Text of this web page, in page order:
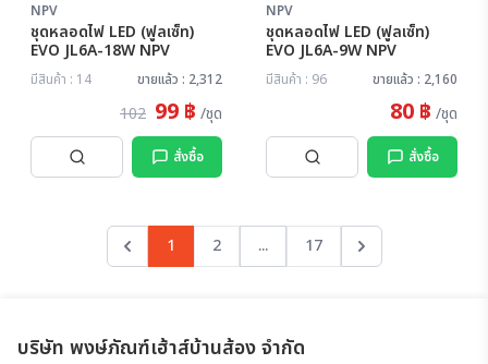
NPV
ชุดหลอดไฟ LED (ฟูลเซ็ท)
EVO JL6A-18W NPV
มีสินค้า : 14 ขายแล้ว : 2,312
102 99 ฿ /ชุด
สั่งซื้อ
NPV
ชุดหลอดไฟ LED (ฟูลเซ็ท)
EVO JL6A-9W NPV
มีสินค้า : 96 ขายแล้ว : 2,160
80 ฿ /ชุด
สั่งซื้อ
Previous
1 2 ... 17 Next
บริษัท พงษ์ภัณฑ์เฮ้าส์บ้านส้อง จำกัด